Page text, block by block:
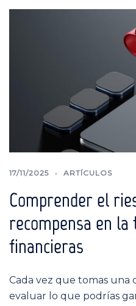
17/11/2025 ARTÍCULOS
Comprender el
recompensa en la
financieras
Cada vez que tomas una
evaluar lo que podrías